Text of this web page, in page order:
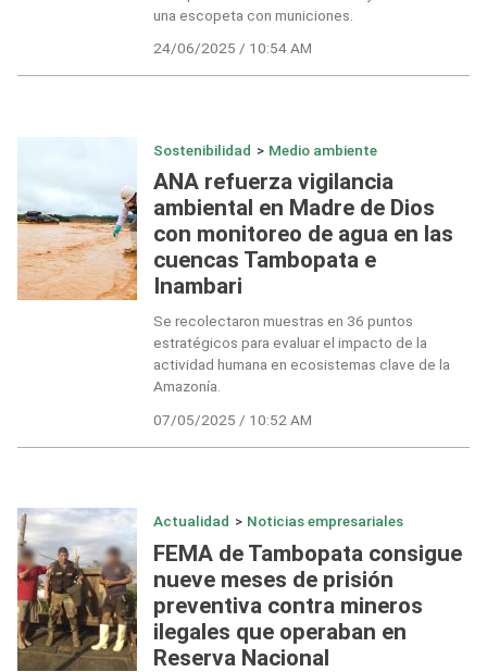
una escopeta con municiones.
24/06/2025 / 10:54 AM
Sostenibilidad > Medio ambiente
ANA refuerza vigilancia
ambiental en Madre de Dios
con monitoreo de agua en las
cuencas Tambopata e
Inambari
Se recolectaron muestras en 36 puntos
estratégicos para evaluar el impacto de la
actividad humana en ecosistemas clave de la
Amazonía.
07/05/2025 / 10:52 AM
Actualidad > Noticias empresariales
FEMA de Tambopata consigue
nueve meses de prisión
preventiva contra mineros
ilegales que operaban en
Reserva Nacional